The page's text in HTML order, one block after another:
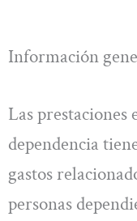
Información
Las prestaciones
dependencia
gastos
personas